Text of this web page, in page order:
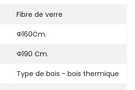
Fibre de verre
Φ160Cm.
Φ190 Cm.
Type de bois - bois thermique